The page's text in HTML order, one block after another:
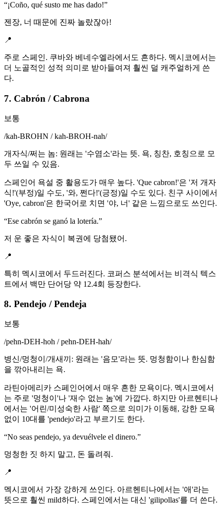
“¡Coño, qué susto me has dado!”
젠장, 너 때문에 진짜 놀랐잖아!
📍
주로 스페인. 쿠바와 베네수엘라에서도 흔하다. 멕시코에서는
더 노골적인 성적 의미로 받아들여져 훨씬 덜 캐주얼하게 쓴
다.
7. Cabrón / Cabrona
보통
/kah-BROHN / kah-BROH-nah/
개자식/쩌는 놈: 원래는 '수염소'라는 뜻. 욕, 칭찬, 호칭으로 모
두 쓰일 수 있음.
스페인어 욕설 중 활용도가 매우 높다. 'Que cabron!'은 '저 개자
식!'(부정)일 수도, '와, 쩐다!'(긍정)일 수도 있다. 친구 사이에서
'Oye, cabron'은 한국어로 치면 '야, 너' 같은 느낌으로도 쓰인다.
“Ese cabrón se ganó la lotería.”
저 운 좋은 자식이 복권에 당첨됐어.
📍
특히 멕시코에서 두드러진다. 코퍼스 분석에서는 비격식 텍스
트에서 백만 단어당 약 12.4회 등장한다.
8. Pendejo / Pendeja
보통
/pehn-DEH-hoh / pehn-DEH-hah/
병신/멍청이/개새끼: 원래는 '음모'라는 뜻. 멍청함이나 한심함
을 깎아내리는 욕.
라틴아메리카 스페인어에서 매우 흔한 모욕이다. 멕시코에서
는 주로 '멍청이'나 '재수 없는 놈'에 가깝다. 하지만 아르헨티나
에서는 '어린/미성숙한 사람' 쪽으로 의미가 이동해, 강한 모욕
없이 10대를 'pendejo'라고 부르기도 한다.
“No seas pendejo, ya devuélvele el dinero.”
멍청한 짓 하지 말고, 돈 돌려줘.
📍
멕시코에서 가장 강하게 쓰인다. 아르헨티나에서는 '애'라는
뜻으로 훨씬 mild하다. 스페인에서는 대신 'gilipollas'를 더 쓴다.